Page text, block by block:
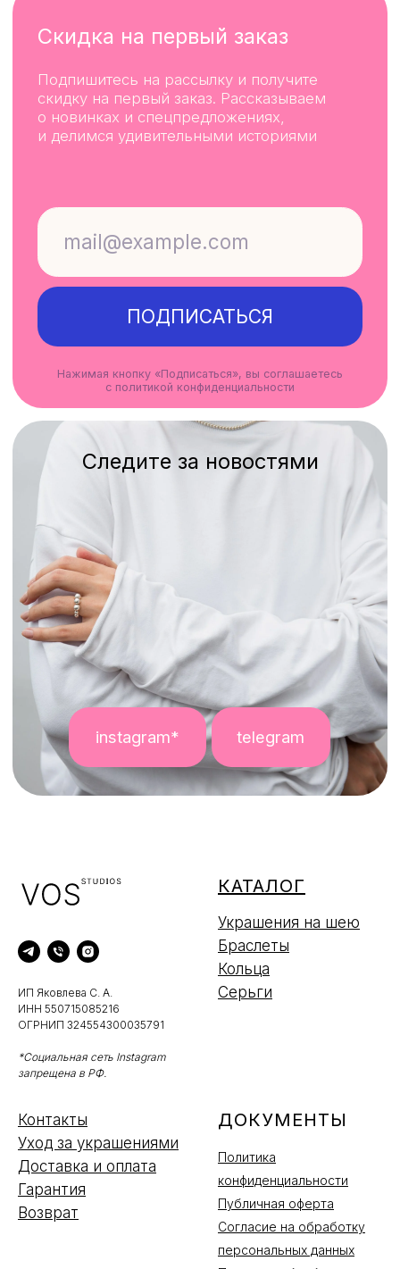
ИП Яковлева С. А.
ИНН 550715085216
ОГРНИП 324554300035791
*Социальная сеть Instagram
запрещена в РФ.
КАТАЛОГ
Украшения на шею
Браслеты
Кольца
Серьги
Контакты
Уход за украшениями
Доставка и оплата
Гарантия
Возврат
ДОКУМЕНТЫ
Политика
конфиденциальности
Публичная оферта
Согласие на обработку
персональных данных